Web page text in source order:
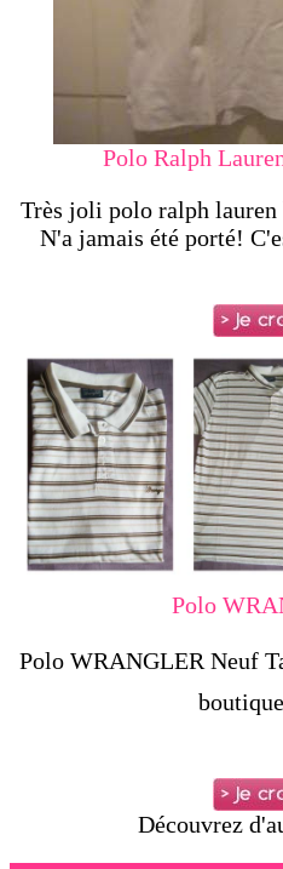
Polo Ralph
Très joli polo ralph lauren
N'a jamais été porté!
Polo
Polo WRANGLER Neuf
boutique
Découvrez